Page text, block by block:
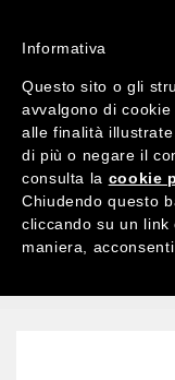
MENU
Ricerca
per:
Informativa
Questo sito o gli
avvalgono di
alle finalità
di più o negare il
consulta la cookie
Chiudendo questo
cliccando su un
maniera,